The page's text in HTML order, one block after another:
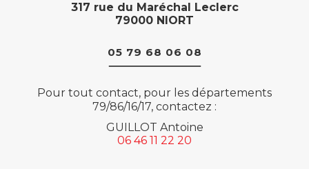
317 rue du Maréchal Leclerc
79000 NIORT
05 79 68 06 08
Pour tout contact, pour les départements
79/86/16/17, contactez :
GUILLOT Antoine
06 46 11 22 20